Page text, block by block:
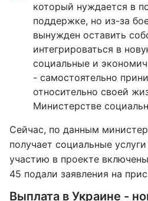
который нуждается в
поддержке, но из-за
вынужден оставить
интегрироваться в
социальные и
- самостоятельно
относительно своей
Министерстве
Сейчас, по данным
получает социальные
участию в проекте
45 подали заявления на
Выплата в Украине -